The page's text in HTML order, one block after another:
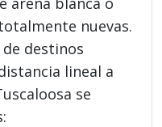
nuevas.
destinos
lineal a
se